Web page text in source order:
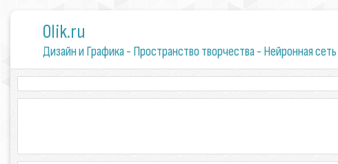
0lik.ru
Дизайн и Графика - Пространство творчества - Нейронная сеть